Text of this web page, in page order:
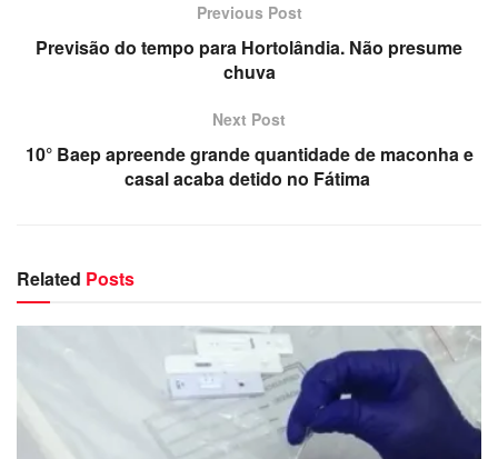
Previous Post
Previsão do tempo para Hortolândia. Não presume
chuva
Next Post
10° Baep apreende grande quantidade de maconha e
casal acaba detido no Fátima
Related Posts